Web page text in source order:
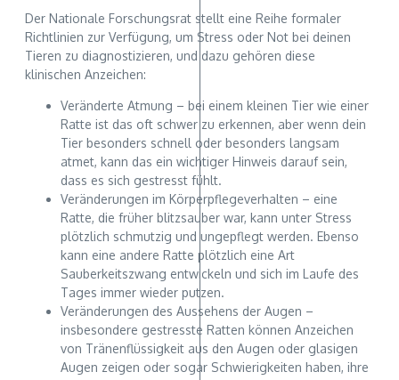
Der Nationale Forschungsrat stellt eine Reihe formaler
Richtlinien zur Verfügung, um Stress oder Not bei deinen
Tieren zu diagnostizieren, und dazu gehören diese
klinischen Anzeichen:
Veränderte Atmung – bei einem kleinen Tier wie einer
Ratte ist das oft schwer zu erkennen, aber wenn dein
Tier besonders schnell oder besonders langsam
atmet, kann das ein wichtiger Hinweis darauf sein,
dass es sich gestresst fühlt.
Veränderungen im Körperpflegeverhalten – eine
Ratte, die früher blitzsauber war, kann unter Stress
plötzlich schmutzig und ungepflegt werden. Ebenso
kann eine andere Ratte plötzlich eine Art
Sauberkeitszwang entwickeln und sich im Laufe des
Tages immer wieder putzen.
Veränderungen des Aussehens der Augen –
insbesondere gestresste Ratten können Anzeichen
von Tränenflüssigkeit aus den Augen oder glasigen
Augen zeigen oder sogar Schwierigkeiten haben, ihre